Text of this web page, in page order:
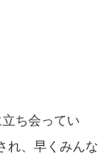
ち会ってい
れ、早くみんな